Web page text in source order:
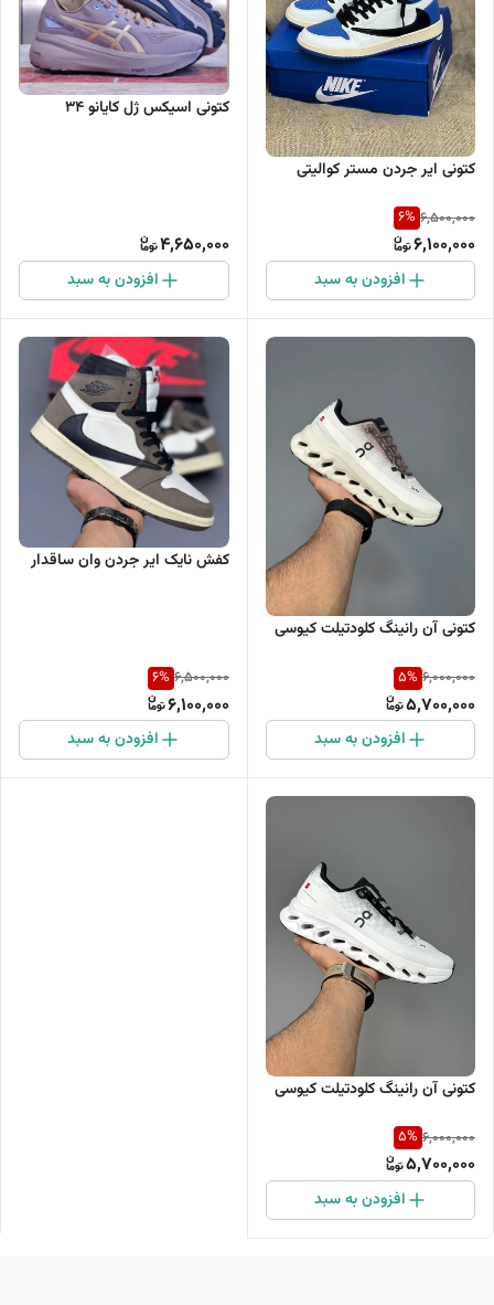
کتونی ایر جردن مستر کوالیتی
6,500,000
6%
6,100,000
افزودن به سبد
کتونی اسیکس ژل کایانو 34
4,650,000
افزودن به سبد
کتونی آن رانینگ کلودتیلت کیوسی
6,000,000
5%
5,700,000
افزودن به سبد
کفش نایک ایر جردن وان ساقدار
6,500,000
6%
6,100,000
افزودن به سبد
کتونی آن رانینگ کلودتیلت کیوسی
6,000,000
5%
5,700,000
افزودن به سبد